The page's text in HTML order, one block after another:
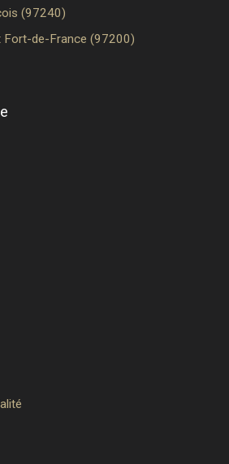
(97240)
Fort-de-France (97200)